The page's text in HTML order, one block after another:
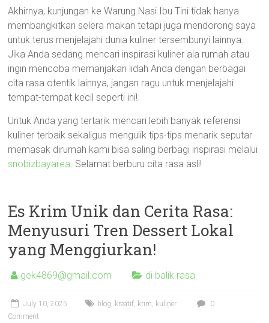
Akhirnya, kunjungan ke Warung Nasi Ibu Tini tidak hanya
membangkitkan selera makan tetapi juga mendorong saya
untuk terus menjelajahi dunia kuliner tersembunyi lainnya.
Jika Anda sedang mencari inspirasi kuliner ala rumah atau
ingin mencoba memanjakan lidah Anda dengan berbagai
cita rasa otentik lainnya, jangan ragu untuk menjelajahi
tempat-tempat kecil seperti ini!
Untuk Anda yang tertarik mencari lebih banyak referensi
kuliner terbaik sekaligus mengulik tips-tips menarik seputar
memasak dirumah kami bisa saling berbagi inspirasi melalui
snobizbayarea. Selamat berburu cita rasa asli!
Es Krim Unik dan Cerita Rasa:
Menyusuri Tren Dessert Lokal
yang Menggiurkan!
gek4869@gmail.com di balik rasa
July 10, 2025 blog, kreatif, krim, kuliner
0
Comment